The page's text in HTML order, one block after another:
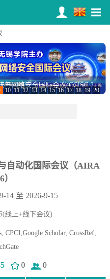
2026年IEEE计算机通信、信息系统与网络安全国际会议(CCISC 2026)
10 11 12 13 14 15 16 17 18 19 20
自动化国际会议（AIRA
）
14 至 2026-9-15
(线上+线下会议)
CPCI,Google Scholar, CrossRef,
0 0